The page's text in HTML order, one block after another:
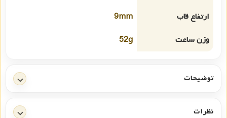
ارتفاع قاب
9mm
وزن ساعت
52g
توضیحات
نظرات